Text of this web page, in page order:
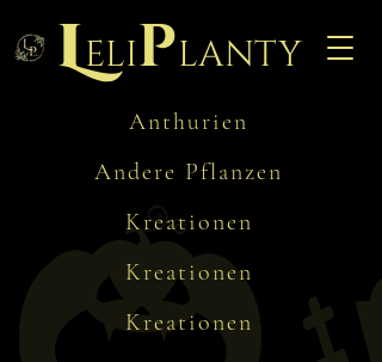
Leliplanty
Anthurien
Andere Pflanzen
Kreationen
Kreationen
Kreationen